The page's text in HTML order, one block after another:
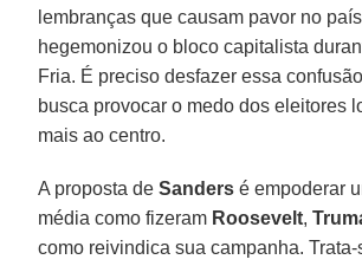
lembranças que causam pavor no
hegemonizou o bloco capitalista
Fria. É preciso desfazer essa
busca provocar o medo dos eleitores
mais ao centro.
A proposta deSanders é empoderar
média como fizeram Roosevelt,
como reivindica sua campanha. Trata-